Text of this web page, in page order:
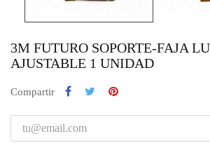
3M FUTURO SOPORTE-FAJA
AJUSTABLE 1 UNIDAD
Compartir